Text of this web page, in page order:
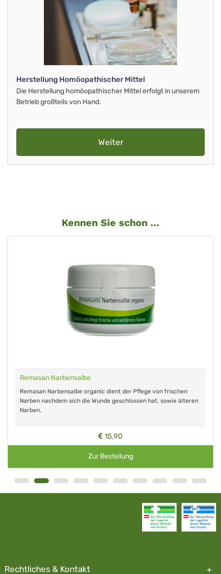
Herstellung Homöopathischer Mittel
Die Herstellung homöopathischer Mittel erfolgt in unserem
Betrieb großteils von Hand.
Weiter
Kennen Sie schon ...
Remasan Narbensalbe
Remasan Narbensalbe organic dient der Pflege von frischen
Narben nachdem sich die Wunde geschlossen hat, sowie älteren
Narben.
15,90
Zur Bestellung
Rechtliches & Kontakt